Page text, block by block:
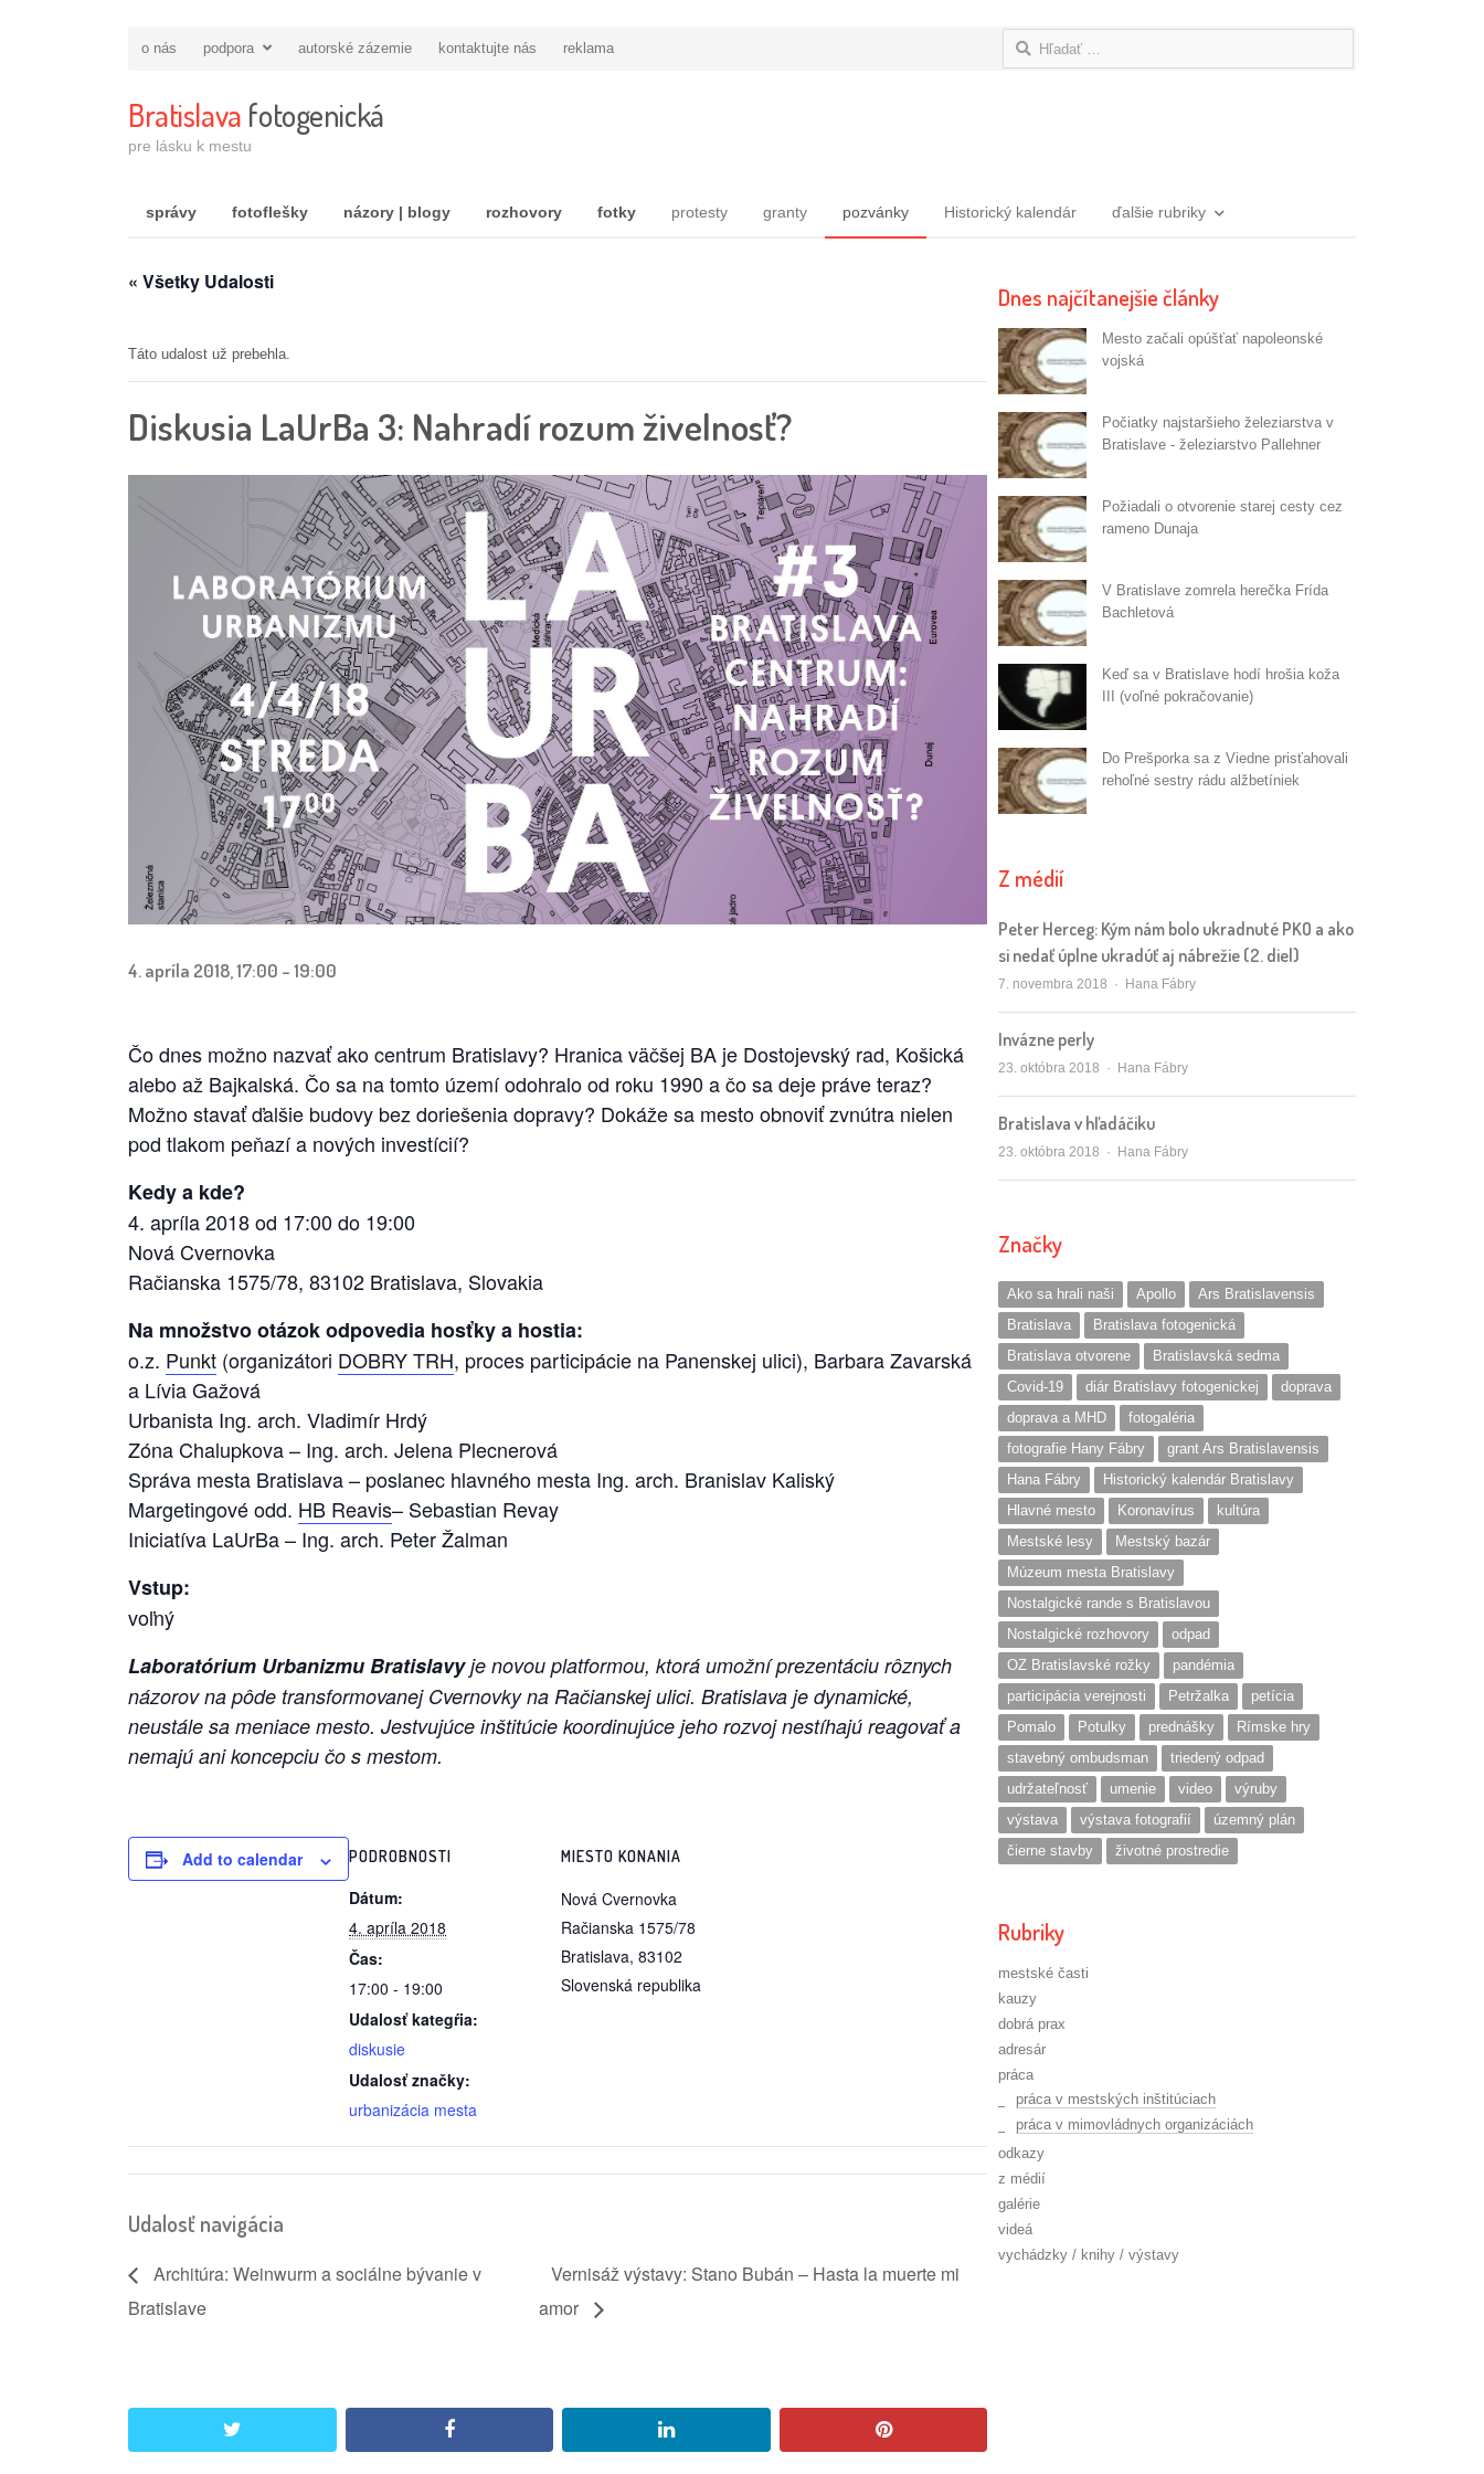
o nás podpora autorské zázemie kontaktujte nás reklama Hľadať:
Bratislava fotogenická
pre lásku k mestu
správy fotoflešky názory | blogy rozhovory fotky protesty granty pozvánky Historický kalendár ďalšie rubriky
« Všetky Udalosti
Táto udalost už prebehla.
Diskusia LaUrBa 3: Nahradí rozum živelnosť?
4. apríla 2018, 17:00 -19:00
Čo dnes možno nazvať ako centrum Bratislavy? Hranica väčšej BA je Dostojevský rad, Košická
alebo až Bajkalská. Čo sa na tomto území odohralo od roku 1990 a čo sa deje práve teraz?
Možno stavať ďalšie budovy bez doriešenia dopravy? Dokáže sa mesto obnoviť zvnútra nielen
pod tlakom peňazí a nových investícií?
Kedy a kde?
4. apríla 2018 od 17:00 do 19:00
Nová Cvernovka
Račianska 1575/78, 83102 Bratislava, Slovakia
Na množstvo otázok odpovedia hosťky a hostia:
o.z. Punkt (organizátori DOBRY TRH, proces participácie na Panenskej ulici), Barbara Zavarská
a Lívia Gažová
Urbanista Ing. arch. Vladimír Hrdý
Zóna Chalupkova – Ing. arch. Jelena Plecnerová
Správa mesta Bratislava – poslanec hlavného mesta Ing. arch. Branislav Kaliský
Margetingové odd. HB Reavis– Sebastian Revay
Iniciatíva LaUrBa – Ing. arch. Peter Žalman
Vstup:
voľný
Laboratórium Urbanizmu Bratislavyje novou platformou, ktorá umožní prezentáciu rôznych
názorov na pôde transformovanej Cvernovky na Račianskej ulici. Bratislava je dynamické,
neustále sa meniace mesto. Jestvujúce inštitúcie koordinujúce jeho rozvoj nestíhajú reagovať a
nemajú ani koncepciu čo s mestom.
Add to calendar PODROBNOSTI
Dátum:
4. apríla 2018
Čas:
17:00 - 19:00
Udalosť kategŕia:
diskusie
Udalosť značky:
urbanizácia mesta
MIESTO KONANIA
Nová Cvernovka
Račianska 1575/78
Bratislava, 83102
Slovenská republika
Udalosť navigácia
Architúra: Weinwurm a sociálne bývanie v
Bratislave
Vernisáž výstavy: Stano Bubán – Hasta la muerte mi
amor
twitter facebook linkedin pinterest
Dnes najčítanejšie články
Mesto začali opúšťať napoleonské
vojská
Počiatky najstaršieho železiarstva v
Bratislave - železiarstvo Pallehner
Požiadali o otvorenie starej cesty cez
rameno Dunaja
V Bratislave zomrela herečka Frída
Bachletová
Keď sa v Bratislave hodí hrošia koža
III (voľné pokračovanie)
Do Prešporka sa z Viedne prisťahovali
rehoľné sestry rádu alžbetíniek
Z médií
Peter Herceg: Kým nám bolo ukradnuté PKO a ako
si nedať úplne ukradúť aj nábrežie (2. diel)
7. novembra 2018 Autor/ka
Hana Fábry
Invázne perly
23. októbra 2018 Autor/ka
Hana Fábry
Bratislava v hľadáčiku
23. októbra 2018 Autor/ka
Hana Fábry
Značky
Ako sa hrali naši Apollo
Ars Bratislavensis
Bratislava
Bratislava fotogenická
Bratislava otvorene
Bratislavská sedma
Covid-19
diár Bratislavy fotogenickej
doprava
doprava a MHD
fotogaléria
fotografie Hany Fábry
grant Ars Bratislavensis
Hana Fábry
Historický kalendár Bratislavy
Hlavné mesto
Koronavírus
kultúra
Mestské lesy
Mestský bazár
Múzeum mesta Bratislavy
Nostalgické rande s Bratislavou
Nostalgické rozhovory
odpad
OZ Bratislavské rožky
pandémia
participácia verejnosti
Petržalka
petícia
Pomalo
Potulky prednášky
Rímske hry
stavebný ombudsman
triedený odpad
udržateľnosť
umenie video
výruby
výstava
výstava fotografií
územný plán
čierne stavby
životné prostredie
Rubriky
mestské časti
kauzy
dobrá prax
adresár
práca
práca v mestských inštitúciach
práca v mimovládnych organizáciách
odkazy
z médií
galérie
videá
vychádzky / knihy / výstavy